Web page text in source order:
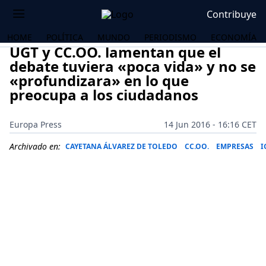
Contribuye
HOME POLÍTICA MUNDO PERIODISMO ECONOMÍA
UGT y CC.OO. lamentan que el
debate tuviera «poca vida» y no se
«profundizara» en lo que
preocupa a los ciudadanos
Europa Press
14 Jun 2016 - 16:16 CET
Archivado en: CAYETANA ÁLVAREZ DE TOLEDO CC.OO. EMPRESAS